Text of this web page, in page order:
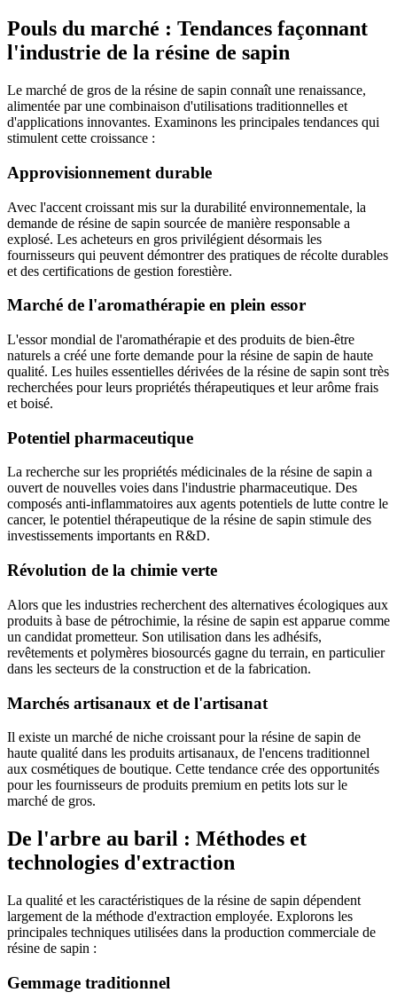
Pouls du marché : Tendances façonnant
l'industrie de la résine de sapin
Le marché de gros de la résine de sapin connaît une renaissance,
alimentée par une combinaison d'utilisations traditionnelles et
d'applications innovantes. Examinons les principales tendances qui
stimulent cette croissance :
Approvisionnement durable
Avec l'accent croissant mis sur la durabilité environnementale, la
demande de résine de sapin sourcée de manière responsable a
explosé. Les acheteurs en gros privilégient désormais les
fournisseurs qui peuvent démontrer des pratiques de récolte durables
et des certifications de gestion forestière.
Marché de l'aromathérapie en plein essor
L'essor mondial de l'aromathérapie et des produits de bien-être
naturels a créé une forte demande pour la résine de sapin de haute
qualité. Les huiles essentielles dérivées de la résine de sapin sont très
recherchées pour leurs propriétés thérapeutiques et leur arôme frais
et boisé.
Potentiel pharmaceutique
La recherche sur les propriétés médicinales de la résine de sapin a
ouvert de nouvelles voies dans l'industrie pharmaceutique. Des
composés anti-inflammatoires aux agents potentiels de lutte contre le
cancer, le potentiel thérapeutique de la résine de sapin stimule des
investissements importants en R&D.
Révolution de la chimie verte
Alors que les industries recherchent des alternatives écologiques aux
produits à base de pétrochimie, la résine de sapin est apparue comme
un candidat prometteur. Son utilisation dans les adhésifs,
revêtements et polymères biosourcés gagne du terrain, en particulier
dans les secteurs de la construction et de la fabrication.
Marchés artisanaux et de l'artisanat
Il existe un marché de niche croissant pour la résine de sapin de
haute qualité dans les produits artisanaux, de l'encens traditionnel
aux cosmétiques de boutique. Cette tendance crée des opportunités
pour les fournisseurs de produits premium en petits lots sur le
marché de gros.
De l'arbre au baril : Méthodes et
technologies d'extraction
La qualité et les caractéristiques de la résine de sapin dépendent
largement de la méthode d'extraction employée. Explorons les
principales techniques utilisées dans la production commerciale de
résine de sapin :
Gemmage traditionnel